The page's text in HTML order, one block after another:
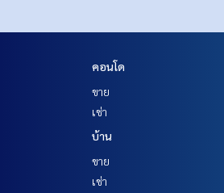
คอนโด
ขาย
เช่า
บ้าน
ขาย
เช่า